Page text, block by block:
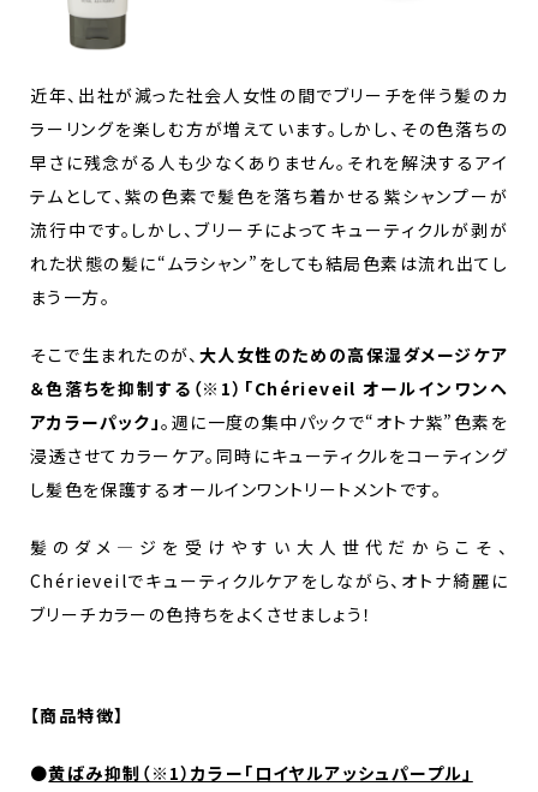
近年、出社が減った社会人女性の間でブリーチを伴う髪のカ
ラーリングを楽しむ方が増えています。しかし、その色落ちの
早さに残念がる人も少なくありません。それを解決するアイ
テムとして、紫の色素で髪色を落ち着かせる紫シャンプーが
流行中です。しかし、ブリーチによってキューティクルが剥が
れた状態の髪に“ムラシャン”をしても結局色素は流れ出てし
まう一方。
そこで生まれたのが、 大人女性のための高保湿ダメージケア
＆色落ちを抑制する（※1）「Chérieveil オールインワンヘ
アカラーパック」。週に一度の集中パックで“オトナ紫”色素を
浸透させてカラーケア。同時にキューティクルをコーティング
し髪色を保護するオールインワントリートメントです。
髪のダメ―ジを受けやすい大人世代だからこそ、
Chérieveilでキューティクルケアをしながら、オトナ綺麗に
ブリーチカラーの色持ちをよくさせましょう！
【商品特徴】
●黄ばみ抑制（※1）カラー「ロイヤルアッシュパープル」